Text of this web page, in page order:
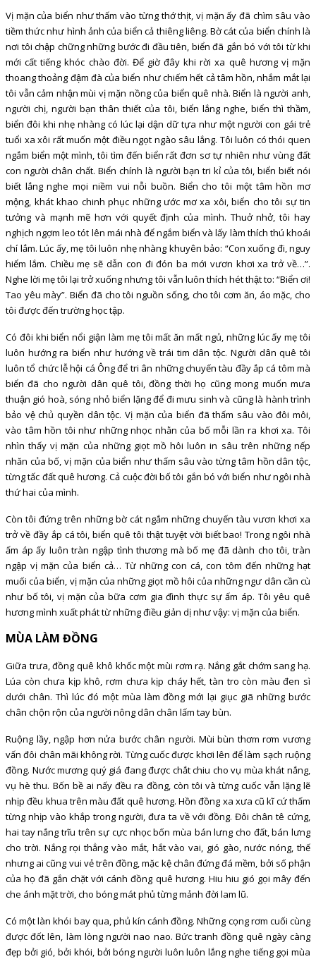
Vị mặn của biển như thấm vào từng thớ thịt, vị mặn ấy đã chìm sâu vào
tiềm thức như hình ảnh của biển cả thiêng liêng. Bờ cát của biển chính là
nơi tôi chập chững những bước đi đầu tiên, biển đã gắn bó với tôi từ khi
mới cất tiếng khóc chào đời. Để giờ đây khi rời xa quê hương vị mặn
thoang thoảng đậm đà của biển như chiếm hết cả tâm hồn, nhắm mắt lại
tôi vẫn cảm nhận mùi vị mặn nồng của biển quê nhà. Biển là người anh,
người chị, người bạn thân thiết của tôi, biển lắng nghe, biển thì thầm,
biển đôi khi nhẹ nhàng có lúc lại dận dữ tựa như một người con gái trẻ
tuổi xa xôi rất muốn một điều ngọt ngào sâu lắng. Tôi luôn có thói quen
ngắm biển một mình, tôi tìm đến biển rất đơn sơ tự nhiên như vùng đất
con người chân chất. Biển chính là người bạn tri kỉ của tôi, biển biết nói
biết lắng nghe mọi niềm vui nỗi buồn. Biển cho tôi một tâm hồn mơ
mộng, khát khao chinh phục những ước mơ xa xôi, biển cho tôi sự tin
tưởng và mạnh mẽ hơn với quyết định của mình. Thuở nhở, tôi hay
nghịch ngợm leo tót lên mái nhà để ngắm biển và lấy làm thích thú khoái
chí lắm. Lúc ấy, mẹ tôi luôn nhẹ nhàng khuyên bảo: “Con xuống đi, nguy
hiểm lắm. Chiều mẹ sẽ dẫn con đi đón ba mới vươn khơi xa trở về…”.
Nghe lời mẹ tôi lại trở xuống nhưng tôi vẫn luôn thích hét thật to: “Biển ơi!
Tao yêu mày”. Biển đã cho tôi nguồn sống, cho tôi cơm ăn, áo mặc, cho
tôi được đến trường học tập.
Có đôi khi biển nổi giận làm mẹ tôi mất ăn mất ngủ, những lúc ấy mẹ tôi
luôn hướng ra biển như hướng về trái tim dân tộc. Người dân quê tôi
luôn tổ chức lễ hội cá Ông để tri ân những chuyến tàu đầy ắp cá tôm mà
biển đã cho người dân quê tôi, đồng thời họ cũng mong muốn mưa
thuận gió hoà, sóng nhỏ biển lặng để đi mưu sinh và cũng là hành trình
bảo vệ chủ quyền dân tộc. Vị mặn của biển đã thấm sâu vào đôi môi,
vào tâm hồn tôi như những nhọc nhằn của bố mỗi lần ra khơi xa. Tôi
nhìn thấy vị mặn của những giọt mồ hôi luôn in sâu trên những nếp
nhăn của bố, vị mặn của biển như thấm sâu vào từng tâm hồn dân tộc,
từng tấc đất quê hương. Cả cuộc đời bố tôi gắn bó với biển như ngôi nhà
thứ hai của mình.
Còn tôi đứng trên những bờ cát ngắm những chuyến tàu vươn khơi xa
trở về đầy ắp cá tôi, biển quê tôi thật tuyệt vời biết bao! Trong ngôi nhà
ấm áp ấy luôn tràn ngập tình thương mà bố mẹ đã dành cho tôi, tràn
ngập vị mặn của biển cả… Từ những con cá, con tôm đến những hạt
muối của biển, vị mặn của những giọt mồ hôi của những ngư dân cần cù
như bố tôi, vị mặn của bữa cơm gia đình thực sự ấm áp. Tôi yêu quê
hương mình xuất phát từ những điều giản dị như vậy: vị mặn của biển.
MÙA LÀM ĐỒNG
Giữa trưa, đồng quê khô khốc một mùi rơm rạ. Nắng gắt chớm sang hạ.
Lúa còn chưa kịp khô, rơm chưa kịp cháy hết, tàn tro còn màu đen sì
dưới chân. Thì lúc đó một mùa làm đồng mới lại giục giã những bước
chân chộn rộn của người nông dân chân lấm tay bùn.
Ruộng lầy, ngập hơn nửa bước chân người. Mùi bùn thơm rơm vương
vấn đôi chân mãi không rời. Từng cuốc được khơi lên để làm sạch ruộng
đồng. Nước mương quý giá đang được chắt chiu cho vụ mùa khát nắng,
vụ hè thu. Bốn bề ai nấy đều ra đồng, còn tôi và từng cuốc vẫn lặng lẽ
nhịp đều khua trên màu đất quê hương. Hồn đồng xa xưa cũ kĩ cứ thấm
từng nhịp vào khắp trong người, đưa ta về với đồng. Đôi chân tê cứng,
hai tay nắng trĩu trên sự cực nhọc bốn mùa bán lưng cho đất, bán lưng
cho trời. Nắng rọi thẳng vào mắt, hắt vào vai, gió gào, nước nóng, thế
nhưng ai cũng vui vẻ trên đồng, mặc kệ chân đứng đá mềm, bởi số phận
của họ đã gắn chặt với cánh đồng quê hương. Hiu hiu gió gọi mây đến
che ánh mặt trời, cho bóng mát phủ từng mảnh đời lam lũ.
Có một làn khói bay qua, phủ kín cánh đồng. Những cọng rơm cuối cùng
được đốt lên, làm lòng người nao nao. Bức tranh đồng quê ngày càng
đẹp bởi gió, bởi khói, bởi bóng người luôn luôn lắng nghe tiếng gọi mùa